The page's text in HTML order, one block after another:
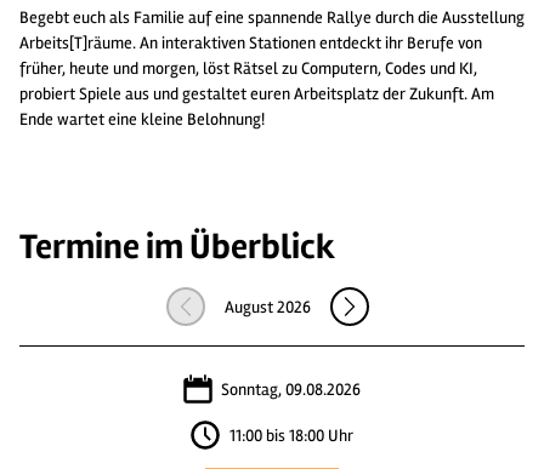
Begebt euch als Familie auf eine spannende Rallye durch die Ausstellung
Arbeits[T]räume. An interaktiven Stationen entdeckt ihr Berufe von
früher, heute und morgen, löst Rätsel zu Computern, Codes und KI,
probiert Spiele aus und gestaltet euren Arbeitsplatz der Zukunft. Am
Ende wartet eine kleine Belohnung!
Termine im Überblick
August 2026
Sonntag, 09.08.2026
11:00 bis 18:00 Uhr